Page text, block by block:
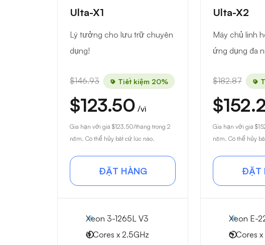
Ulta-X1
Lý tưởng cho lưu trữ chuyên
dụng!
$146.93 Tiết kiệm 20%
$123.50 /vì
Gia hạn với giá $123.50/tháng trong 2
năm. Có thể hủy bất cứ lúc nào.
ĐẶT HÀNG
Xeon 3-1265L V3
4 Cores x 2.5GHz
Ulta-X2
Máy chủ linh
ứng dụng đa
$182.87
Gia hạn với giá
năm. Có thể hủy
ĐẶT
Xeon E-
6 Cores